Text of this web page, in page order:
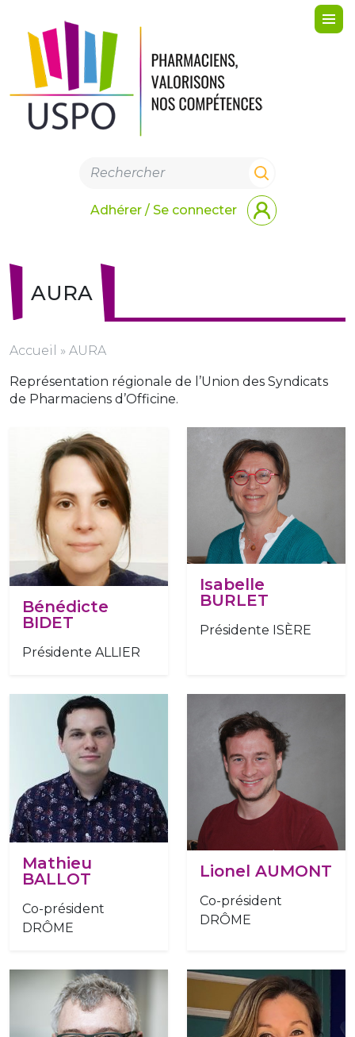
Adhérer / Se connecter
AURA
Accueil » AURA
Représentation régionale de l’Union des Syndicats
de Pharmaciens d’Officine.
Bénédicte
BIDET
Présidente ALLIER
Isabelle
BURLET
Présidente ISÈRE
Mathieu
BALLOT
Co-président
DRÔME
Lionel AUMONT
Co-président
DRÔME